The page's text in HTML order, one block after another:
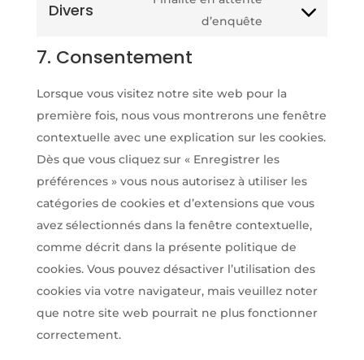
service
Divers
d’enquête
Consent
divers
7. Consentement
Lorsque vous visitez notre site web pour la
première fois, nous vous montrerons une fenêtre
contextuelle avec une explication sur les cookies.
Dès que vous cliquez sur « Enregistrer les
préférences » vous nous autorisez à utiliser les
catégories de cookies et d’extensions que vous
avez sélectionnés dans la fenêtre contextuelle,
comme décrit dans la présente politique de
cookies. Vous pouvez désactiver l’utilisation des
cookies via votre navigateur, mais veuillez noter
que notre site web pourrait ne plus fonctionner
correctement.